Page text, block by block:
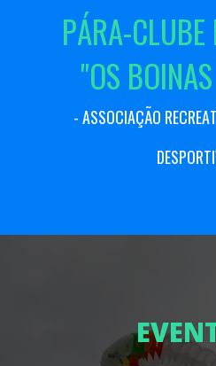
PÁRA-CLUBE
"OS BOINAS
- ASSOCIAÇÃO RECREAT
DESPORTI
EVEN